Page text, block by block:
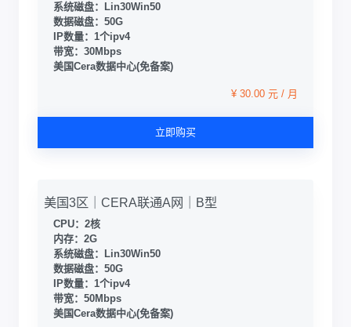
系统磁盘：Lin30Win50
数据磁盘：50G
IP数量：1个ipv4
带宽：30Mbps
美国Cera数据中心(免备案)
¥ 30.00 元 / 月
立即购买
美国3区｜CERA联通A网｜B型
CPU：2核
内存：2G
系统磁盘：Lin30Win50
数据磁盘：50G
IP数量：1个ipv4
带宽：50Mbps
美国Cera数据中心(免备案)